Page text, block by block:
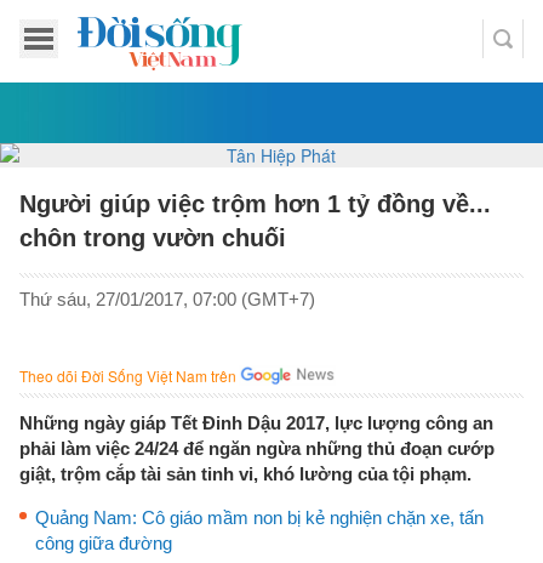
Người giúp việc trộm hơn 1 tỷ đồng về...
chôn trong vườn chuối
Thứ sáu, 27/01/2017, 07:00 (GMT+7)
Theo dõi Đời Sống Việt Nam trên
Những ngày giáp Tết Đinh Dậu 2017, lực lượng công an
phải làm việc 24/24 để ngăn ngừa những thủ đoạn cướp
giật, trộm cắp tài sản tinh vi, khó lường của tội phạm.
Quảng Nam: Cô giáo mầm non bị kẻ nghiện chặn xe, tấn
công giữa đường